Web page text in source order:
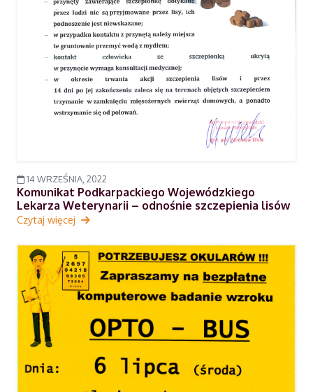
14 WRZEŚNIA, 2022
Komunikat Podkarpackiego Wojewódzkiego
Lekarza Weterynarii – odnośnie szczepienia lisów
Czytaj więcej